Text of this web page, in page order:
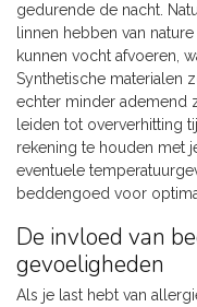
gedurende de nacht.
linnen hebben van
kunnen vocht afvoeren,
Synthetische materialen
echter minder ademend
leiden tot oververhitting
rekening te houden met
eventuele
beddengoed voor
De invloed van
gevoeligheden
Als je last hebt van